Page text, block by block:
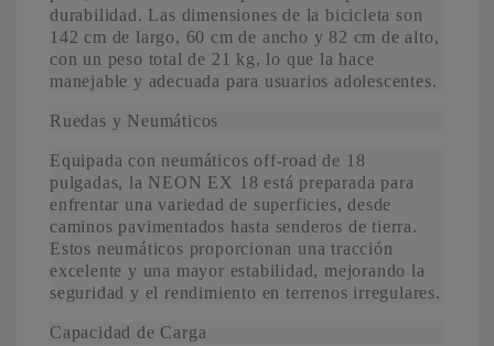
durabilidad. Las dimensiones de la bicicleta son
142 cm de largo, 60 cm de ancho y 82 cm de alto,
con un peso total de 21 kg, lo que la hace
manejable y adecuada para usuarios adolescentes.
Ruedas y Neumáticos
Equipada con neumáticos off-road de 18
pulgadas, la NEON EX 18 está preparada para
enfrentar una variedad de superficies, desde
caminos pavimentados hasta senderos de tierra.
Estos neumáticos proporcionan una tracción
excelente y una mayor estabilidad, mejorando la
seguridad y el rendimiento en terrenos irregulares.
Capacidad de Carga